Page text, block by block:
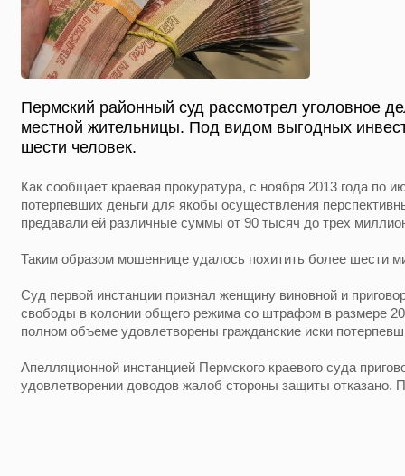
Пермский районный суд рассмотрел уголовное
местной жительницы. Под видом выгодных
шести человек.
Как сообщает краевая прокуратура, с ноября 2013 года по
потерпевших деньги для якобы осуществления
предавали ей различные суммы от 90 тысяч до трех
Таким образом мошеннице удалось похитить более шести
Суд первой инстанции признал женщину виновной и
свободы в колонии общего режима со штрафом в размере
полном объеме удовлетворены гражданские иски
Апелляционной инстанцией Пермского краевого суда
удовлетворении доводов жалоб стороны защиты отказано.